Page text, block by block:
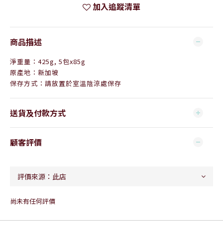
加入追蹤清單
商品描述
淨重量：425g, 5包x85g
原產地：新加坡
保存方式：請放置於室溫陰涼處保存
送貨及付款方式
顧客評價
尚未有任何評價